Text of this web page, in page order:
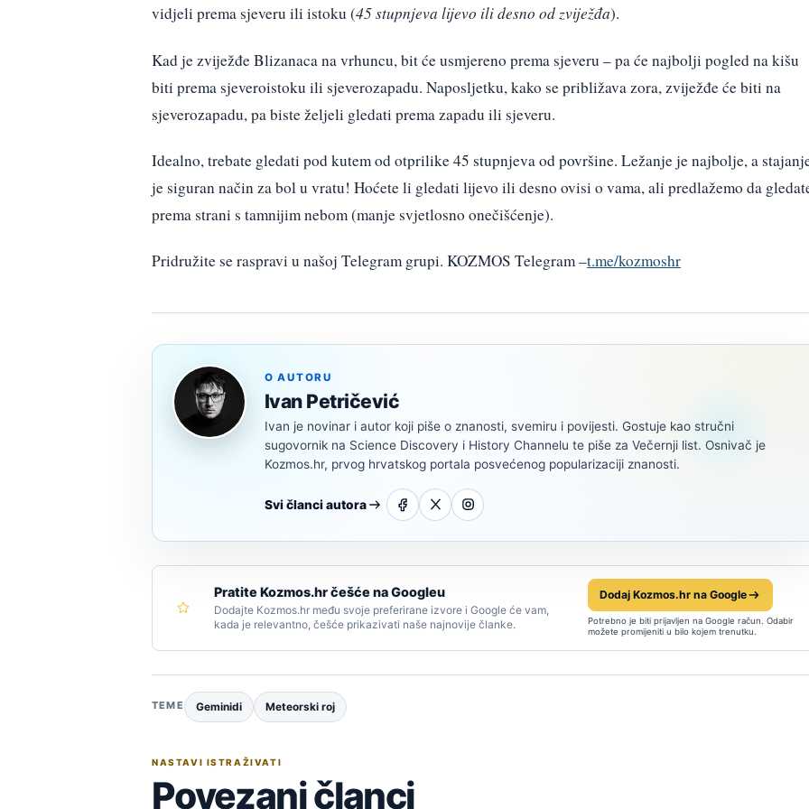
vidjeli prema sjeveru ili istoku (45 stupnjeva lijevo ili desno od zviježđa).
Kad je zviježđe Blizanaca na vrhuncu, bit će usmjereno prema sjeveru – pa će najbolji pogled na kišu
biti prema sjeveroistoku ili sjeverozapadu. Naposljetku, kako se približava zora, zviježđe će biti na
sjeverozapadu, pa biste željeli gledati prema zapadu ili sjeveru.
Idealno, trebate gledati pod kutem od otprilike 45 stupnjeva od površine. Ležanje je najbolje, a
je siguran način za bol u vratu! Hoćete li gledati lijevo ili desno ovisi o vama, ali predlažemo da
prema strani s tamnijim nebom (manje svjetlosno onečišćenje).
Pridružite se raspravi u našoj Telegram grupi. KOZMOS Telegram –t.me/kozmoshr
O AUTORU
Ivan Petričević
Ivan je novinar i autor koji piše o znanosti, svemiru i povijesti. Gostuje kao stručni
sugovornik na Science Discovery i History Channelu te piše za Večernji list. Osnivač je
Kozmos.hr, prvog hrvatskog portala posvećenog popularizaciji znanosti.
Svi članci autora
Pratite Kozmos.hr češće na Googleu
Dodajte Kozmos.hr među svoje preferirane izvore i Google će vam,
kada je relevantno, češće prikazivati naše najnovije članke.
Dodaj Kozmos.hr na Google
Potrebno je biti prijavljen na Google račun. Odabir
možete promijeniti u bilo kojem trenutku.
TEME Geminidi Meteorski roj
NASTAVI ISTRAŽIVATI
Povezani članci